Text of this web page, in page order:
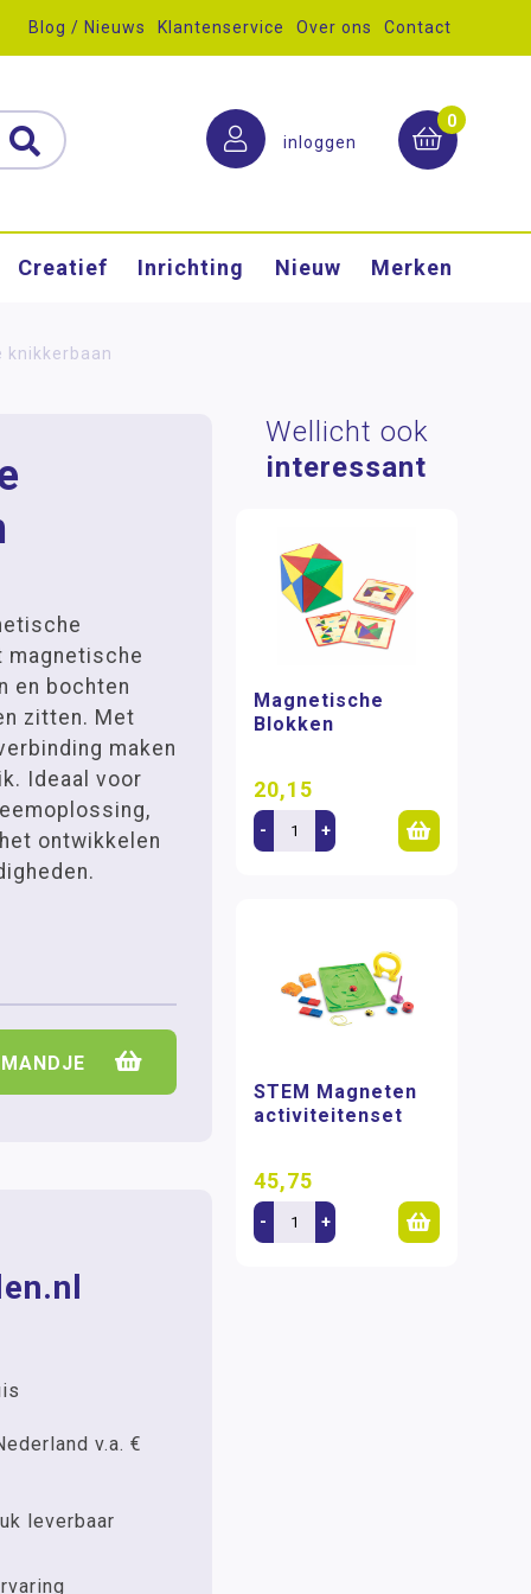
Blog / Nieuws Klantenservice Over ons Contact
inloggen
0
Creatief Inrichting Nieuw Merken
knikkerbaan
magnetische
en bochten
zitten. Met
maken
Ideaal voor
ontwikkelen
v.a. €
leverbaar
Wellicht ook
interessant
Magnetische
Blokken
20,15
- +
STEM Magneten
activiteitenset
45,75
- +